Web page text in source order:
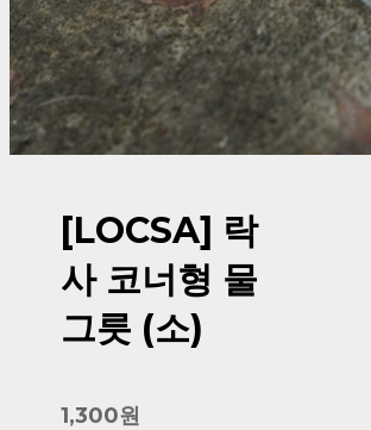
[LOCSA] 락
사 코너형 물
그릇 (소)
1,300원